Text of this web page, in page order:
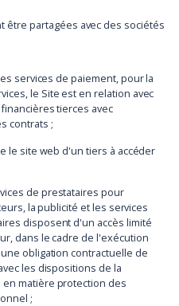
partagées avec des sociétés
services de paiement, pour la
le Site est en relation avec
tierces avec
contrats ;
le site web d'un tiers à accéder
de prestataires pour
la publicité et les services
disposent d'un accès limité
dans le cadre de l'exécution
obligation contractuelle de
les dispositions de la
matière protection des
;